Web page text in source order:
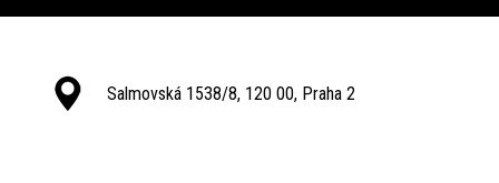
Salmovská 1538/8, 120 00, Praha 2